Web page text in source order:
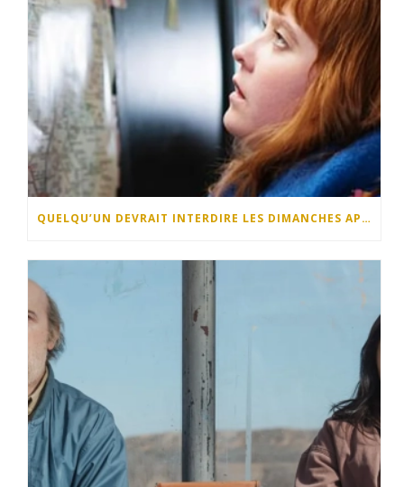
QUELQU’UN DEVRAIT INTERDIRE LES DIMANCHES APRÈS-MIDI